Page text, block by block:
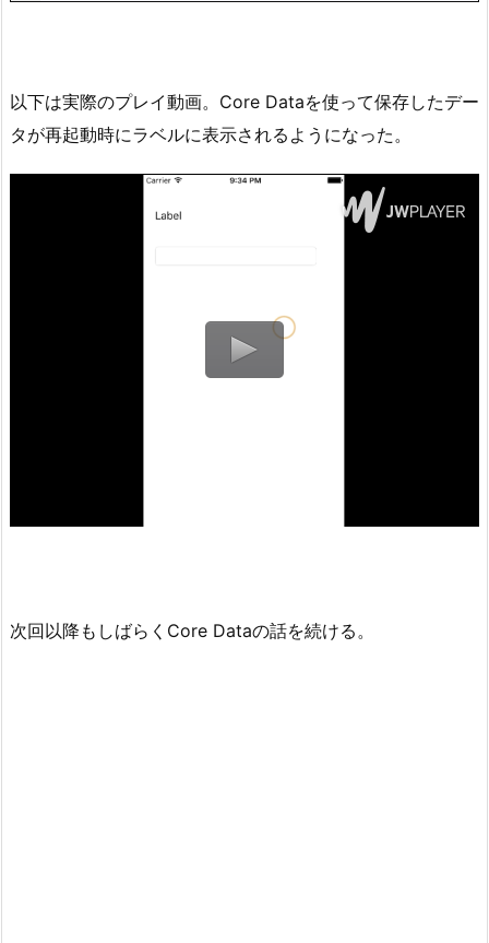
以下は実際のプレイ動画。Core Dataを使って保存したデー
タが再起動時にラベルに表示されるようになった。
次回以降もしばらくCore Dataの話を続ける。